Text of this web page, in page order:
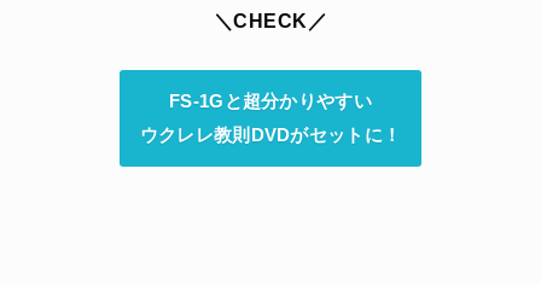
＼CHECK／
FS-1Gと超分かりやすい
ウクレレ教則DVDがセットに！